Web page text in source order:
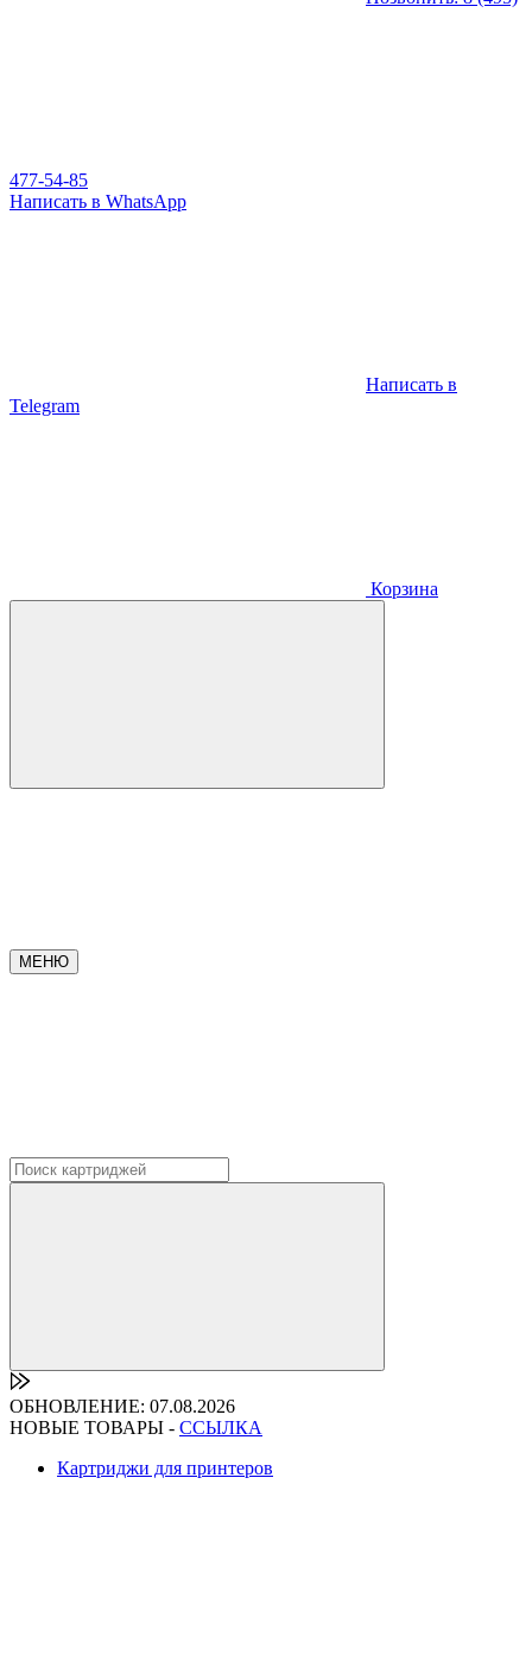
477-54-85
Написать в WhatsApp
Написать в
Telegram
Корзина
МЕНЮ
ОБНОВЛЕНИЕ: 07.08.2026
НОВЫЕ ТОВАРЫ - ССЫЛКА
Картриджи для принтеров